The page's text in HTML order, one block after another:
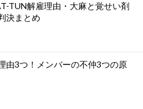
TUN解雇理由・大麻と覚せい剤
決まとめ
由3つ！メンバーの不仲3つの原